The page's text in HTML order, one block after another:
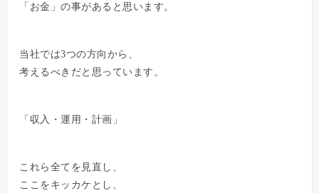
「お金」の事があると思います。
当社では3つの方向から、
考えるべきだと思っています。
「収入・運用・計画」
これら全てを見直し、
ここをキッカケとし、